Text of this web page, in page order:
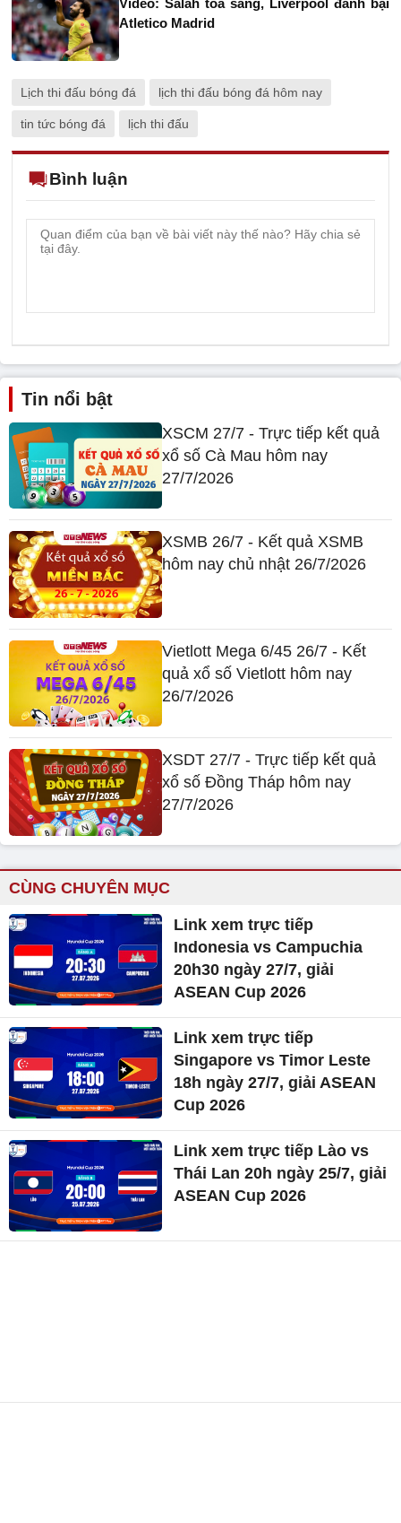
Video: Salah tỏa sáng, Liverpool đánh bại
Atletico Madrid
Lịch thi đấu bóng đá lịch thi đấu bóng đá hôm nay
tin tức bóng đá lịch thi đấu
Bình luận
Tin nổi bật
XSCM 27/7 - Trực tiếp kết quả
xổ số Cà Mau hôm nay
27/7/2026
XSMB 26/7 - Kết quả XSMB
hôm nay chủ nhật 26/7/2026
Vietlott Mega 6/45 26/7 - Kết
quả xổ số Vietlott hôm nay
26/7/2026
XSDT 27/7 - Trực tiếp kết quả
xổ số Đồng Tháp hôm nay
27/7/2026
CÙNG CHUYÊN MỤC
Link xem trực tiếp
Indonesia vs Campuchia
20h30 ngày 27/7, giải
ASEAN Cup 2026
Link xem trực tiếp
Singapore vs Timor Leste
18h ngày 27/7, giải ASEAN
Cup 2026
Link xem trực tiếp Lào vs
Thái Lan 20h ngày 25/7, giải
ASEAN Cup 2026